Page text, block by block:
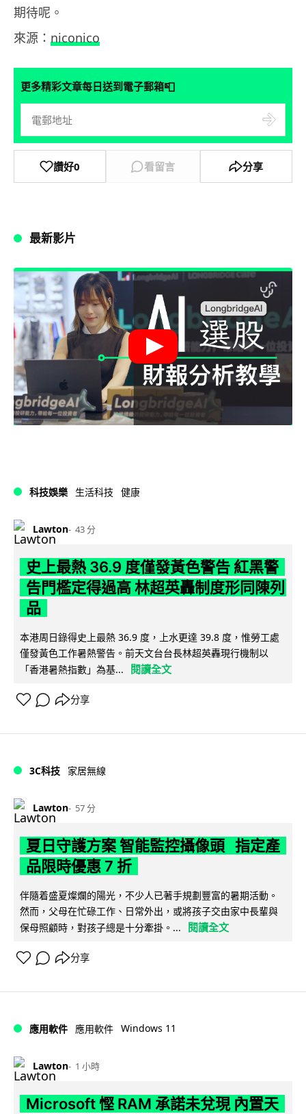
期待呢。
來源： niconico
更多精彩文章每日送到電子郵箱📮
讚好0 看留言 分享
最新影片
科技娛樂 生活科技 健康
Lawton 43 分
史上最熱 36.9 度僅發黃色警告 紅黑警
告門檻定得過高 林超英轟制度形同陳列
品
本港周日錄得史上最熱 36.9 度，上水更達 39.8 度，惟勞工處
僅發黃色工作暑熱警告。前天文台台長林超英轟現行機制以
「香港暑熱指數」為基...
閱讀全文
分享
3C科技 家居無線
Lawton 57 分
夏日守護方案 智能監控攝像頭 指定產
品限時優惠 7 折
伴隨着盛夏燦爛的陽光，不少人已著手規劃豐富的暑期活動。
然而，父母在忙碌工作、日常外出，或將孩子交由家中長輩與
保母照顧時，對孩子總是十分牽掛。...
閱讀全文
分享
應用軟件 應用軟件 Windows 11
Lawton 1 小時
Microsoft 慳 RAM 承諾未兌現 內置天